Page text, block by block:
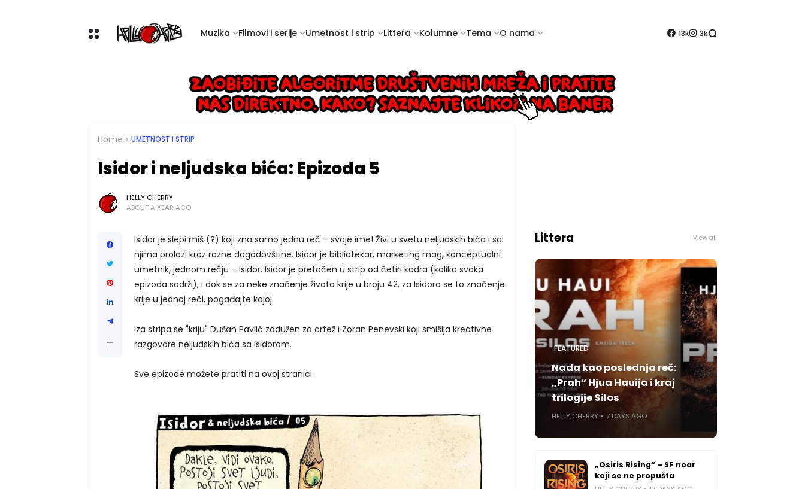
Muzika Filmovi i serije Umetnost i strip Littera Kolumne Tema O nama 13k 3k
Home UMETNOST I STRIP
Isidor i neljudska bića: Epizoda 5
HELLY CHERRY
ABOUT A YEAR AGO
Isidor je slepi miš (?) koji zna samo jednu reč – svoje ime! Živi u svetu neljudskih bića i sa
njima prolazi kroz razne dogodovštine. Isidor je bibliotekar, marketing mag, konceptualni
umetnik, jednom rečju – Isidor. Isidor je pretočen u strip od četiri kadra (koliko svaka
epizoda sadrži), i dok se za neke značenje života krije u broju 42, za Isidora se to značenje
krije u jednoj reči, pogađajte kojoj.
Iza stripa se "kriju" Dušan Pavlić zadužen za crtež i Zoran Penevski koji smišlja kreativne
razgovore neljudskih bića sa Isidorom.
Sve epizode možete pratiti na ovoj stranici.
Littera View all
FEATURED
Nada kao poslednja reč:
„Prah“ Hjua Hauija i kraj
trilogije Silos
HELLY CHERRY 7 DAYS AGO
„Osiris Rising“ – SF noar
koji se ne propušta